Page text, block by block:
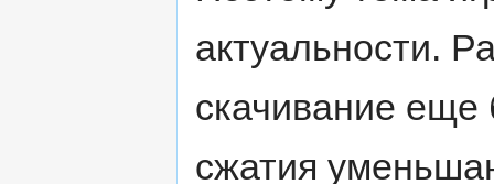
актуальности.
скачивание
сжатия